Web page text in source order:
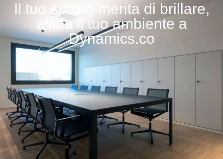
Il tuo spazio merita di brillare,
affida il tuo ambiente a
Dynamics.co